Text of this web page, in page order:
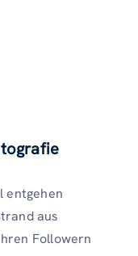
entgehen
aus
Followern